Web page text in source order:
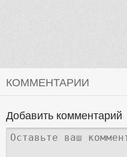
КОММЕНТАРИИ
Добавить комментарий